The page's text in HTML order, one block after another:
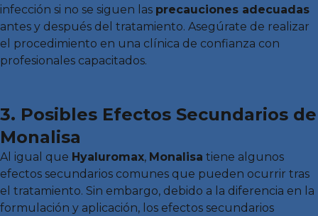
infección si no se siguen las precauciones adecuadas
antes y después del tratamiento. Asegúrate de realizar
el procedimiento en una clínica de confianza con
profesionales capacitados.
3. Posibles Efectos Secundarios de
Monalisa
Al igual que Hyaluromax, Monalisa tiene algunos
efectos secundarios comunes que pueden ocurrir tras
el tratamiento. Sin embargo, debido a la diferencia en la
formulación y aplicación, los efectos secundarios